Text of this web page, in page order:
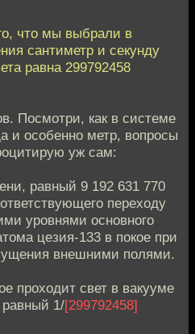
что мы выбрали в
сантиметр и секунду
равна 299792458
Посмотри, как в системе
и особенно метр, вопросы
уж сам:
равный 9 192 631 770
переходу
уровнями основного
цезия-133 в покое при
внешними полями.
проходит свет в вакууме
1/[299792458]